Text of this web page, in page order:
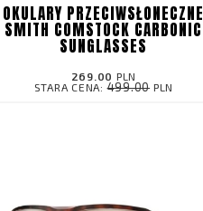
OKULARY PRZECIWSŁONECZNE
SMITH COMSTOCK CARBONIC
SUNGLASSES
269.00 PLN
STARA CENA:499.00 PLN